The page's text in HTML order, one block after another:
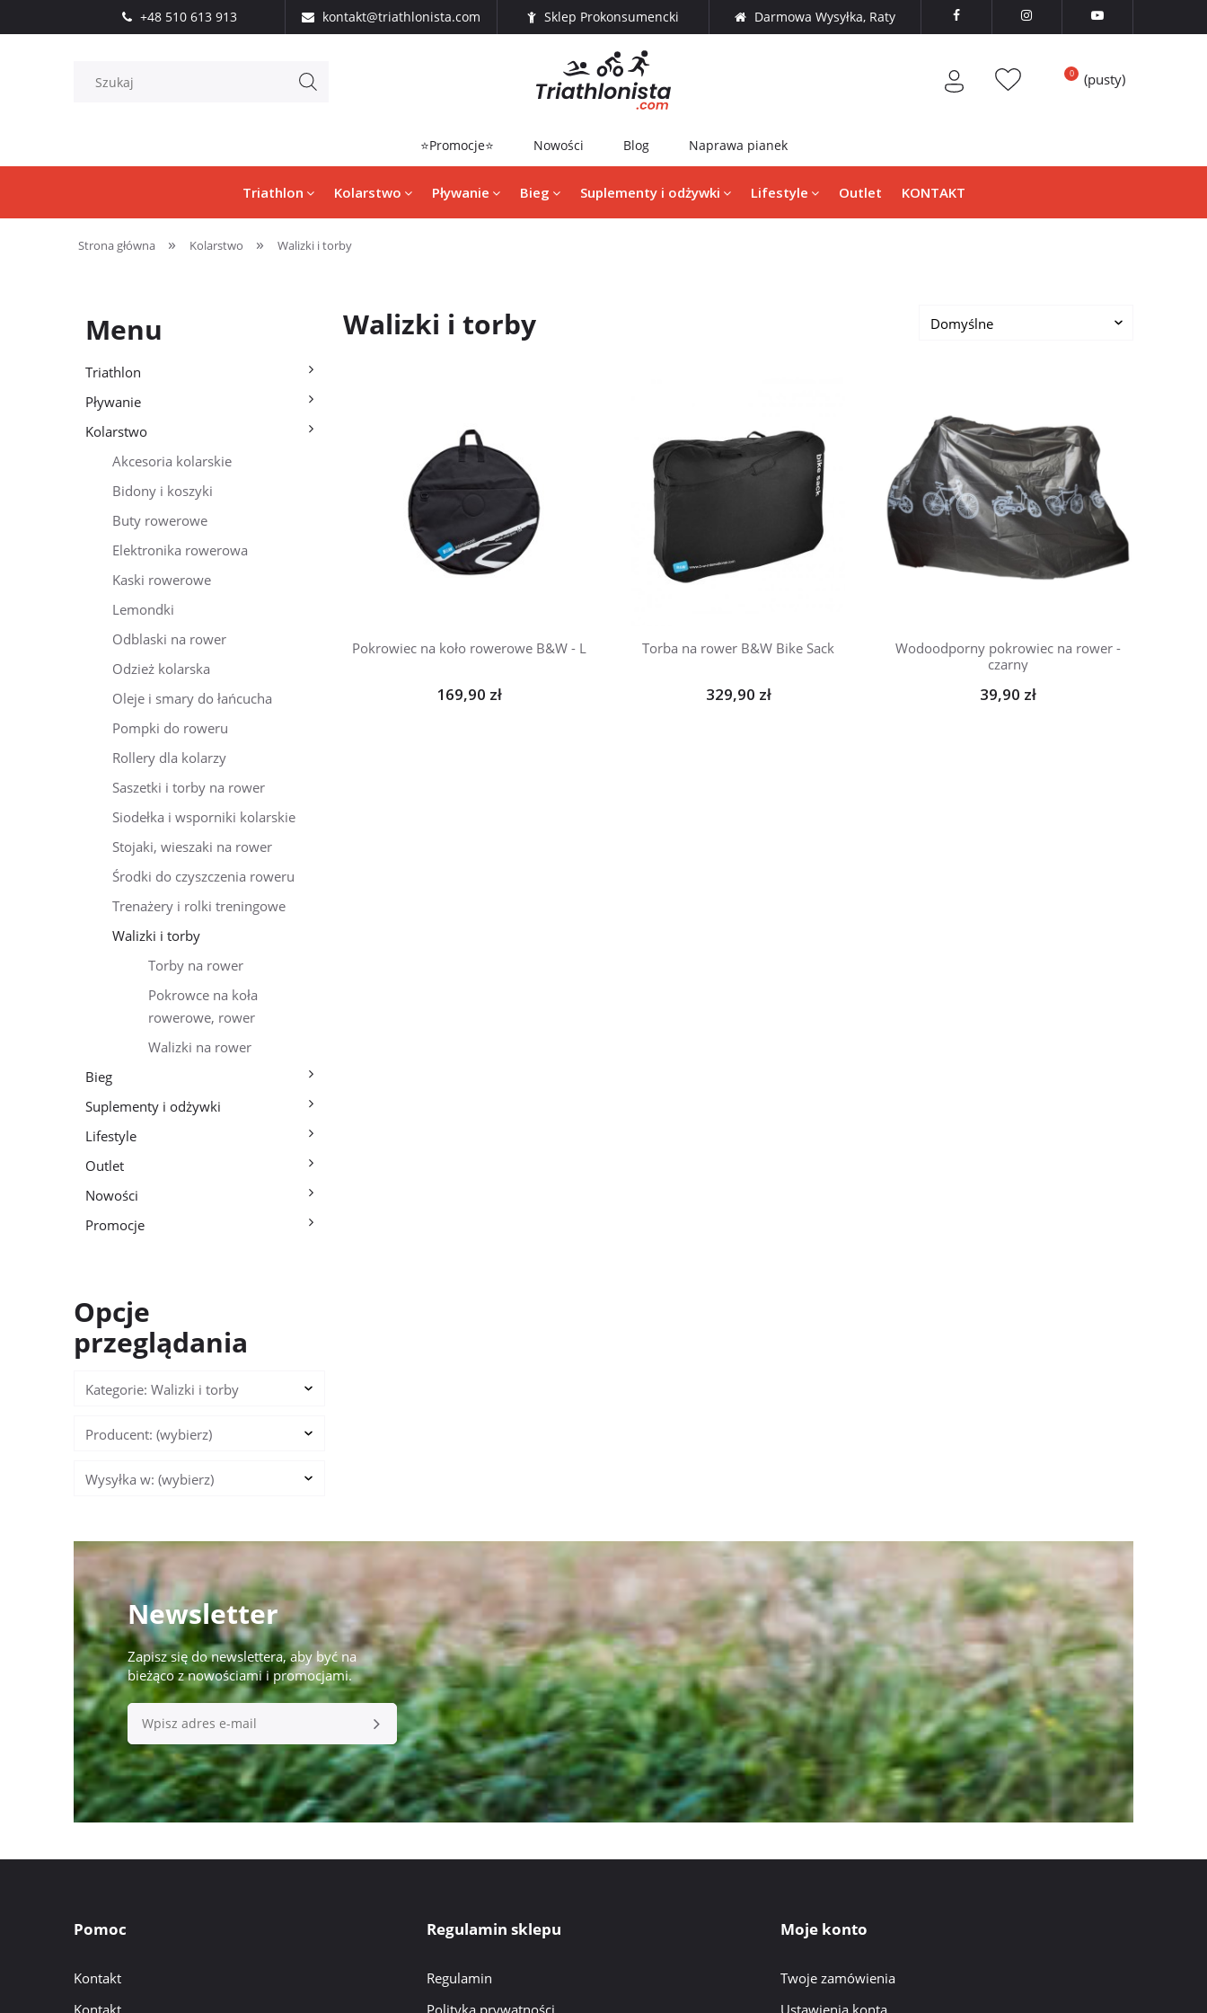
+48 510 613 913 kontakt@triathlonista.com Sklep Prokonsumencki Darmowa Wysyłka, Raty   
(pusty)
⭐Promocje⭐ Nowości Blog Naprawa pianek
Triathlon Kolarstwo Pływanie Bieg Suplementy i odżywki Lifestyle Outlet KONTAKT
Strona główna » Kolarstwo » Walizki i torby
Menu
Triathlon
Pływanie
Kolarstwo
Akcesoria kolarskie
Bidony i koszyki
Buty rowerowe
Elektronika rowerowa
Kaski rowerowe
Lemondki
Odblaski na rower
Odzież kolarska
Oleje i smary do łańcucha
Pompki do roweru
Rollery dla kolarzy
Saszetki i torby na rower
Siodełka i wsporniki kolarskie
Stojaki, wieszaki na rower
Środki do czyszczenia roweru
Trenażery i rolki treningowe
Walizki i torby
Torby na rower
Pokrowce na koła
rowerowe, rower
Walizki na rower
Bieg
Suplementy i odżywki
Lifestyle
Outlet
Nowości
Promocje
Opcje
przeglądania
Kategorie: Walizki i torby
Producent: (wybierz)
Wysyłka w: (wybierz)
Walizki i torby
Pokrowiec na koło rowerowe B&W - L
169,90 zł
Torba na rower B&W Bike Sack
329,90 zł
Wodoodporny pokrowiec na rower -
czarny
39,90 zł
Newsletter
Zapisz się do newslettera, aby być na
bieżąco z nowościami i promocjami.
Pomoc
Kontakt
Kontakt
Regulamin sklepu
Regulamin
Polityka prywatności
Moje konto
Twoje zamówienia
Ustawienia konta